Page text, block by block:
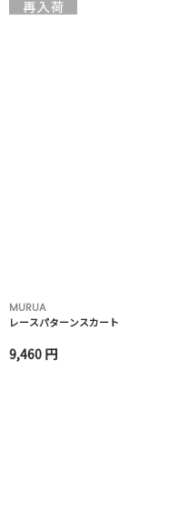
MURUA
レースパターンスカート
9,460 円